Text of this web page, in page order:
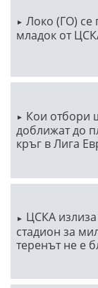
Локо (ГО) се
младок от
Кои отбори
доближат до
кръг в Лига
ЦСКА
стадион за
теренът не е